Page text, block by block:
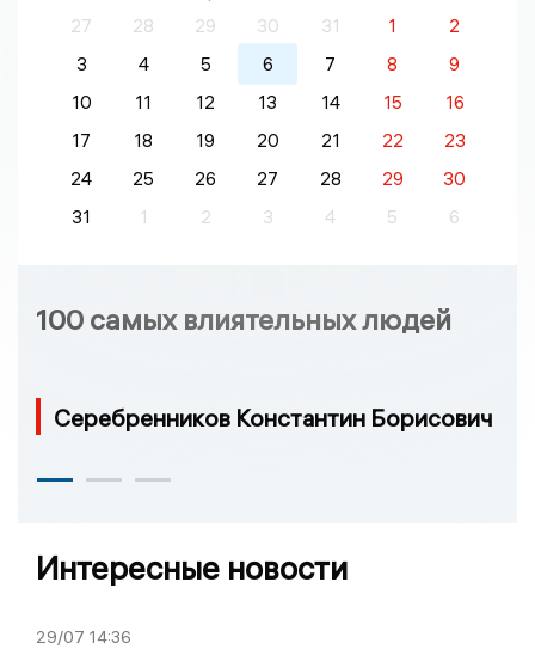
27
28 29 30 31 1
2
3
4 5 6 7 8
9
10
11 12 13 14 15
16
17
18 19 20 21 22
23
24
25 26 27 28 29
30
31
1 2 3 4 5 6
100 самых влиятельных людей
Серебренников Константин Борисович
Интересные новости
29/07 14:36